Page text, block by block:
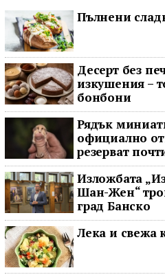
Пълнени
Десерт без
изкушения –
бонбони
Рядък
официално
резерват
последното
Изложбата
Шан-Жен“
град Банско
Лека и свежа